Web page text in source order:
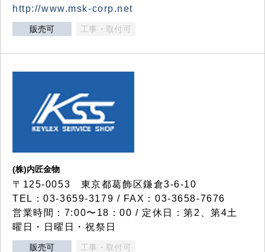
http://www.msk-corp.net
販売可 工事・取付可
(株)内匠金物
〒125-0053 東京都葛飾区鎌倉3-6-10
TEL：03-3659-3179 / FAX：03-3658-7676
営業時間：7:00〜18：00 / 定休日：第2、第4土
曜日・日曜日・祝祭日
販売可 工事・取付可